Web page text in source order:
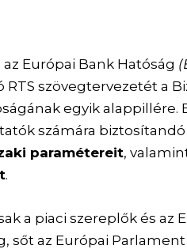
Európai Bank Hatóság
RTS szövegtervezetét a
egyik alappillére.
számára biztosítandó
paramétereit,
.
a piaci szereplők és az
sőt az Európai